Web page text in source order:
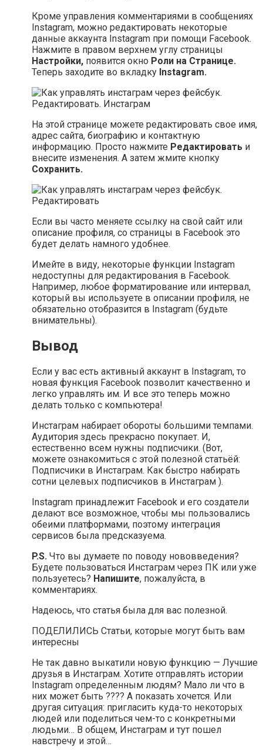
Кроме управления комментариями в сообщениях
Instagram, можно редактировать некоторые
данные аккаунта Instagram при помощи Facebook.
Нажмите в правом верхнем углу страницы
Настройки, появится окно Роли на Странице.
Теперь заходите во вкладку Instagram.
На этой странице можете редактировать свое имя,
адрес сайта, биографию и контактную
информацию. Просто нажмите Редактировать и
внесите изменения. А затем жмите кнопку
Сохранить.
Если вы часто меняете ссылку на свой сайт или
описание профиля, со страницы в Facebook это
будет делать намного удобнее.
Имейте в виду, некоторые функции Instagram
недоступны для редактирования в Facebook.
Например, любое форматирование или интервал,
который вы используете в описании профиля, не
обязательно отобразится в Instagram (будьте
внимательны).
Вывод
Если у вас есть активный аккаунт в Instagram, то
новая функция Facebook позволит качественно и
легко управлять им. И все это теперь можно
делать только с компьютера!
Инстаграм набирает обороты большими темпами.
Аудитория здесь прекрасно покупает. И,
естественно всем нужны подписчики. (Вот,
можете ознакомиться с этой полезной статьёй:
Подписчики в Инстаграм. Как быстро набирать
сотни целевых подписчиков в Инстаграм ).
Instagram принадлежит Facebook и его создатели
делают все возможное, чтобы мы пользовались
обеими платформами, поэтому интеграция
сервисов была предсказуема.
P.S. Что вы думаете по поводу нововведения?
Будете пользоваться Инстаграм через ПК или уже
пользуетесь? Напишите, пожалуйста, в
комментариях.
Надеюсь, что статья была для вас полезной.
ПОДЕЛИЛИСЬ Статьи, которые могут быть вам
интересны
Не так давно выкатили новую функцию — Лучшие
друзья в Инстаграм. Хотите отправлять истории
Instagram определенным людям? Мало ли что в
них может быть ???? А показать хочется. Или
другая ситуация: пригласить куда-то некоторых
людей или поделиться чем-то с конкретными
людьми… В общем, Инстаграм и тут пошел
навстречу и этой…